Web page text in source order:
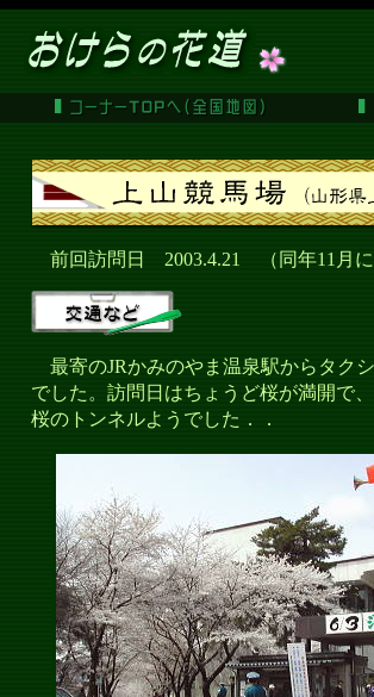
前回訪問日 2003.4.21 （同年11月
最寄のJRかみのやま温泉駅からタク
でした。訪問日はちょうど桜が満開で
桜のトンネルようでした．．